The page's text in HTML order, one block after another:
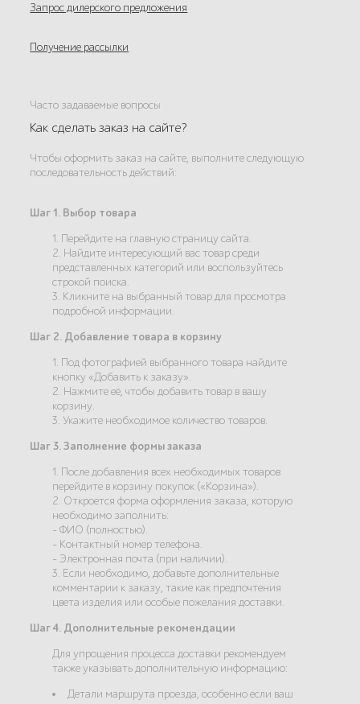
Запрос дилерского предложения
Получение рассылки
Часто задаваемые вопросы
Как сделать заказ на сайте?
Чтобы оформить заказ на сайте, выполните следующую
последовательность действий:
Шаг 1. Выбор товара
1. Перейдите на главную страницу сайта.
2. Найдите интересующий вас товар среди
представленных категорий или воспользуйтесь
строкой поиска.
3. Кликните на выбранный товар для просмотра
подробной информации.
Шаг 2. Добавление товара в корзину
1. Под фотографией выбранного товара найдите
кнопку «Добавить к заказу».
2. Нажмите её, чтобы добавить товар в вашу
корзину.
3. Укажите необходимое количество товаров.
Шаг 3. Заполнение формы заказа
1. После добавления всех необходимых товаров
перейдите в корзину покупок («Корзина»).
2. Откроется форма оформления заказа, которую
необходимо заполнить:
- ФИО (полностью).
- Контактный номер телефона.
- Электронная почта (при наличии).
3. Если необходимо, добавьте дополнительные
комментарии к заказу, такие как предпочтения
цвета изделия или особые пожелания доставки.
Шаг 4. Дополнительные рекомендации
Для упрощения процесса доставки рекомендуем
также указывать дополнительную информацию:
Детали маршрута проезда, особенно если ваш